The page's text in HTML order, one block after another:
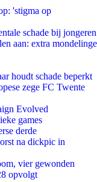
'stigma op
schade bij jongeren
aan: extra mondelinge
houdt schade beperkt
zege FC Twente
Evolved
games
derde
na dickpic in
vier gewonden
opvolgt